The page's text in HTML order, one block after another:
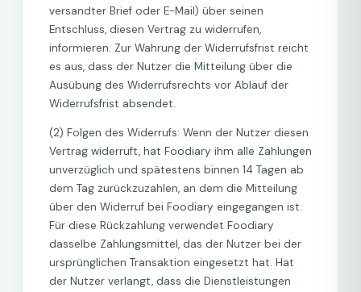
versandter Brief oder E-Mail) über seinen
Entschluss, diesen Vertrag zu widerrufen,
informieren. Zur Wahrung der Widerrufsfrist reicht
es aus, dass der Nutzer die Mitteilung über die
Ausübung des Widerrufsrechts vor Ablauf der
Widerrufsfrist absendet.
(2) Folgen des Widerrufs: Wenn der Nutzer diesen
Vertrag widerruft, hat Foodiary ihm alle Zahlungen
unverzüglich und spätestens binnen 14 Tagen ab
dem Tag zurückzuzahlen, an dem die Mitteilung
über den Widerruf bei Foodiary eingegangen ist.
Für diese Rückzahlung verwendet Foodiary
dasselbe Zahlungsmittel, das der Nutzer bei der
ursprünglichen Transaktion eingesetzt hat. Hat
der Nutzer verlangt, dass die Dienstleistungen